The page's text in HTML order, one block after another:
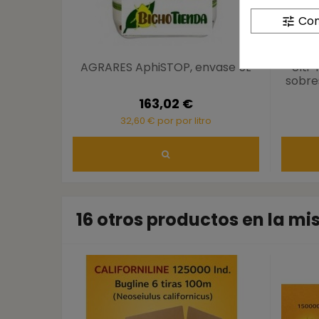
AGRARES AphiSTOP, envase 5L
163,02 €
32,60 € por por litro
Ulti-
16 otros productos en la
tune